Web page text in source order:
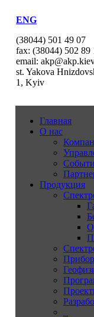
ENG
(38044) 501 49 07
fax: (38044) 502 89
email:
st. Yakova
1, Kyiv
Главная
О нас
Продукция